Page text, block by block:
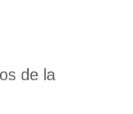
de la